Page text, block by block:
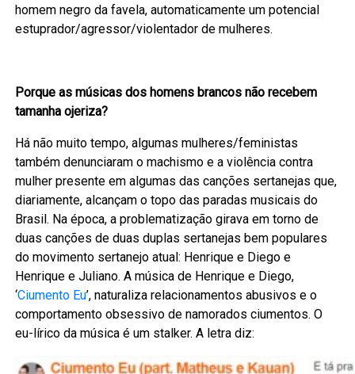
homem negro da favela, automaticamente um potencial
estuprador/agressor/violentador de mulheres.
Porque as músicas dos homens brancos não recebem
tamanha ojeriza?
Há não muito tempo, algumas mulheres/feministas
também denunciaram o machismo e a violência contra
mulher presente em algumas das canções sertanejas que,
diariamente, alcançam o topo das paradas musicais do
Brasil. Na época, a problematização girava em torno de
duas canções de duas duplas sertanejas bem populares
do movimento sertanejo atual: Henrique e Diego e
Henrique e Juliano. A música de Henrique e Diego,
‘Ciumento Eu’, naturaliza relacionamentos abusivos e o
comportamento obsessivo de namorados ciumentos. O
eu-lírico da música é um stalker. A letra diz: